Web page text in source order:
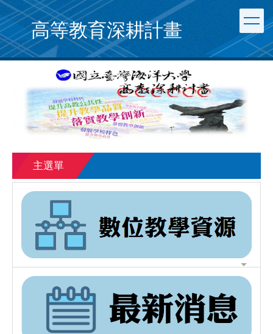
跳
到
主
要
內
高等教育深耕計畫
主選單